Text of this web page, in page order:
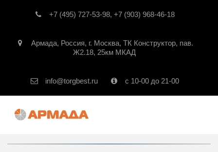
+7 (495) 727-53-98, +7 (903) 968-46-18
Армада, Россия, г. Москва, ТК Конструктор, пав.
Ж2.18, 25км МКАД
info@torgbest.ru с 10-00 до 21-00